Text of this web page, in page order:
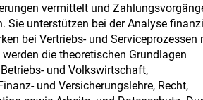
vermittelt und
Sie unterstützen bei der Analyse
bei Vertriebs- und Serviceprozessen
die theoretischen Grundlagen
und Volkswirtschaft,
und Versicherungslehre, Recht,